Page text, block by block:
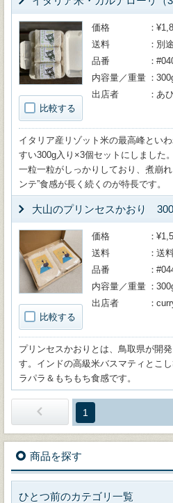
比較する
価格
送料
別
品番
内容量／重量
出店者
あ
イタリア産リゾット米の最高峰とい
すい300g入り×3個セットにしました。
一粒一粒がしっかりしており、煮崩
ンテ”食感が長く続くのが特長です。
大山のプリンセスかおり
比較する
価格
送料
送
品番
内容量／重量
出店者
プリンセスかおりとは、鳥取県が開
す。インドの高級米バスマティとこ
ラパラ＆もちもち食感です。
1
商品を探す
ひとつ前のカテゴリ一覧